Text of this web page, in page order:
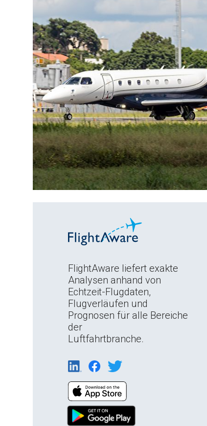
FlightAware liefert exakte
Analysen anhand von
Echtzeit-Flugdaten,
Flugverläufen und
Prognosen für alle Bereiche
der
Luftfahrtbranche.